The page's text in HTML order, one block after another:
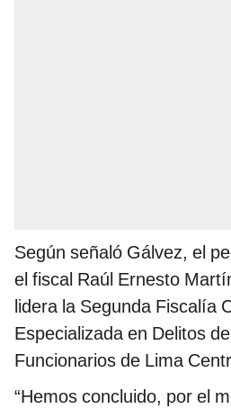
Según señaló Gálvez, el
el fiscal Raúl Ernesto
lidera la Segunda Fiscalía
Especializada en Delitos
Funcionarios de Lima
“Hemos concluido, por el